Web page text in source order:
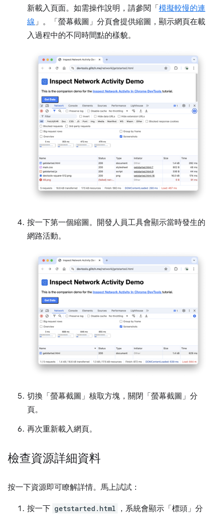
新載入頁面。如需操作說明，請參閱「模擬較慢的連
線 」。「螢幕截圖」 分頁會提供縮圖，顯示網頁在載
入過程中的不同時間點的樣貌。
按一下第一個縮圖。開發人員工具會顯示當時發生的
網路活動。
切換「螢幕截圖」 核取方塊，關閉「螢幕截圖」分
頁。
再次重新載入網頁。
檢查資源詳細資料
按一下資源即可瞭解詳情。馬上試試：
按一下 getstarted.html ，系統會顯示「標頭」 分